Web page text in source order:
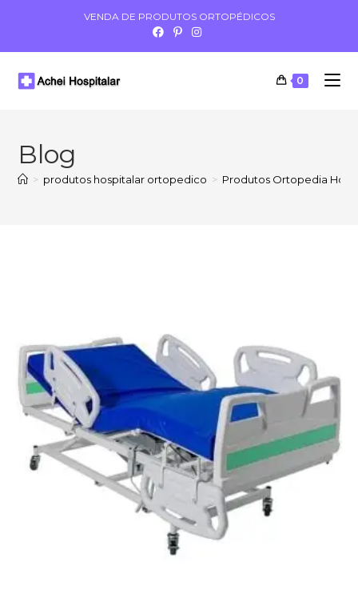
VENDA DE PRODUTOS ORTOPÉDICOS
0
Blog
> produtos hospitalar ortopedico > Produtos Ortopedia